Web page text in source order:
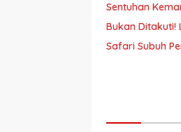
Sentuhan
Bukan Ditakuti!
Safari Subuh